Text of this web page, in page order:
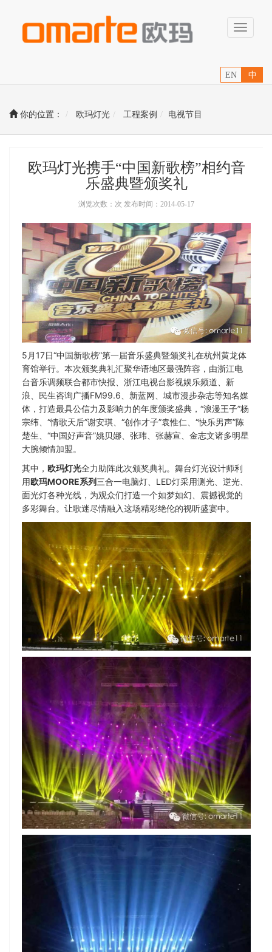
Toggle
EN 中
你的位置： 欧玛灯光 工程案例 电视节目
欧玛灯光携手“中国新歌榜”相约音
乐盛典暨颁奖礼
浏览次数：次 发布时间：2014-05-17
5月17日“中国新歌榜”第一届音乐盛典暨颁奖礼在杭州黄龙体
育馆举行。本次颁奖典礼汇聚华语地区最强阵容，由浙江电
台音乐调频联合都市快报、浙江电视台影视娱乐频道、新
浪、民生咨询广播FM99.6、新蓝网、城市漫步杂志等知名媒
体，打造最具公信力及影响力的年度颁奖盛典，“浪漫王子”杨
宗纬、“情歌天后”谢安琪、“创作才子”袁惟仁、“快乐男声”陈
楚生、“中国好声音”姚贝娜、张玮、张赫宣、金志文诸多明星
大腕倾情加盟。
其中， 欧玛灯光全力助阵此次颁奖典礼。舞台灯光设计师利
用欧玛MOORE系列三合一电脑灯、LED灯采用测光、逆光、
面光灯各种光线，为观众们打造一个如梦如幻、震撼视觉的
多彩舞台。让歌迷尽情融入这场精彩绝伦的视听盛宴中。